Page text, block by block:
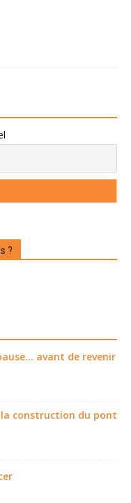
?
avant de revenir
la construction du pont